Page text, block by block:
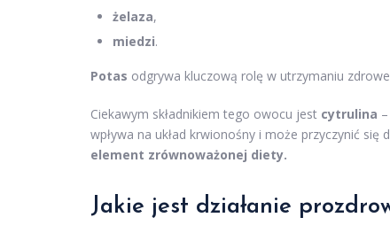
żelaza,
miedzi.
Potas odgrywa kluczową rolę w utrzymaniu
Ciekawym składnikiem tego owocu jest cytrulina
wpływa na układ krwionośny i może przyczynić
element zrównoważonej diety.
Jakie jest działanie